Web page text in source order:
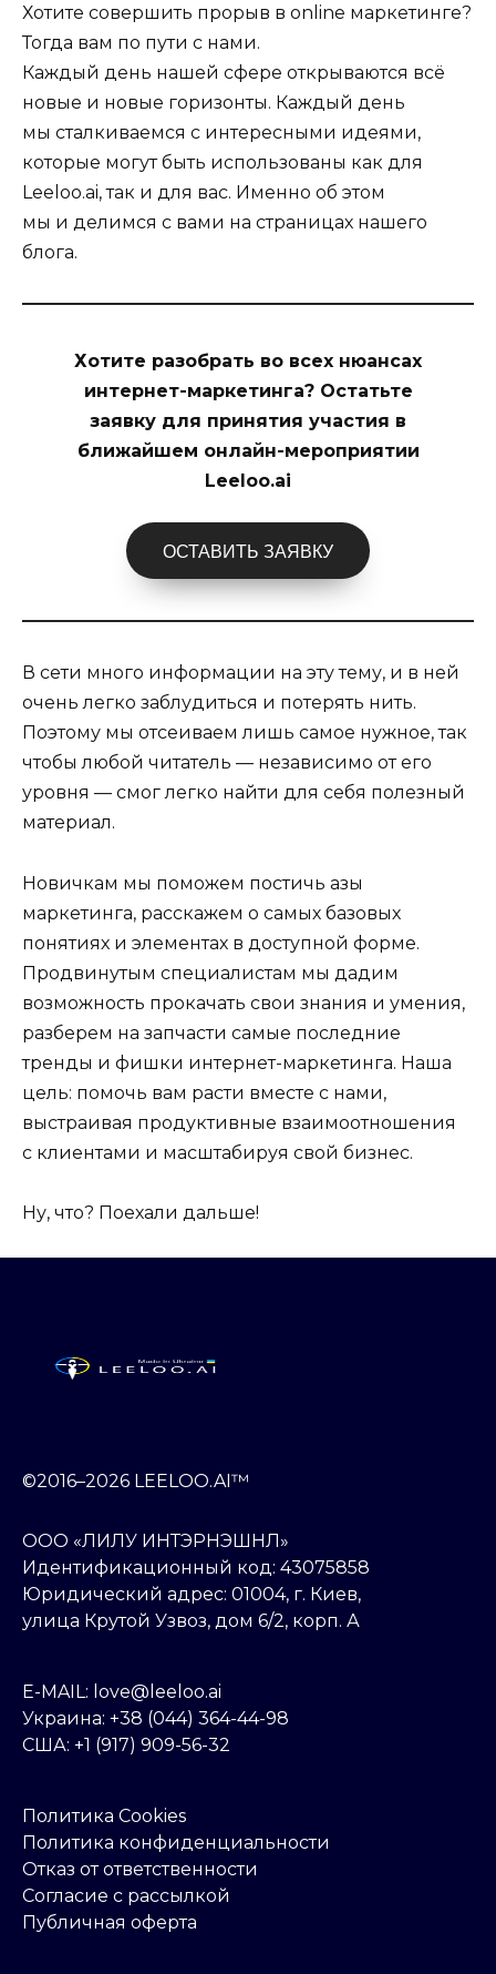
Хотите совершить прорыв в online маркетинге?
Тогда вам по пути с нами.
Каждый день нашей сфере открываются всё
новые и новые горизонты. Каждый день
мы сталкиваемся с интересными идеями,
которые могут быть использованы как для
Leeloo.ai, так и для вас. Именно об этом
мы и делимся с вами на страницах нашего
блога.
Хотите разобрать во всех нюансах
интернет-маркетинга? Остатьте
заявку для принятия участия в
ближайшем онлайн-мероприятии
Leeloo.ai
ОСТАВИТЬ ЗАЯВКУ
В сети много информации на эту тему, и в ней
очень легко заблудиться и потерять нить.
Поэтому мы отсеиваем лишь самое нужное, так
чтобы любой читатель — независимо от его
уровня — смог легко найти для себя полезный
материал.
Новичкам мы поможем постичь азы
маркетинга, расскажем о самых базовых
понятиях и элементах в доступной форме.
Продвинутым специалистам мы дадим
возможность прокачать свои знания и умения,
разберем на запчасти самые последние
тренды и фишки интернет-маркетинга. Наша
цель: помочь вам расти вместе с нами,
выстраивая продуктивные взаимоотношения
с клиентами и масштабируя свой бизнес.
Ну, что? Поехали дальше!
©2016–2026 LEELOO.AI™
ООО «ЛИЛУ ИНТЭРНЭШНЛ»
Идентификационный код: 43075858
Юридический адрес: 01004, г. Киев,
улица Крутой Узвоз, дом 6/2, корп. А
E-MAIL: love@leeloo.ai
Украина: +38 (044) 364-44-98
США: +1 (917) 909-56-32
Политика Cookies
Политика конфиденциальности
Отказ от ответственности
Согласие с рассылкой
Публичная оферта